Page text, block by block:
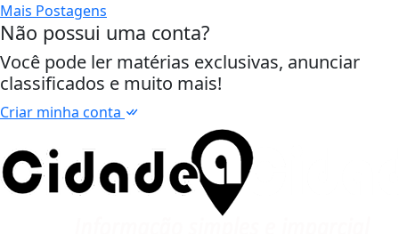
Mais Postagens
Não possui uma conta?
Você pode ler matérias exclusivas, anunciar
classificados e muito mais!
Criar minha conta